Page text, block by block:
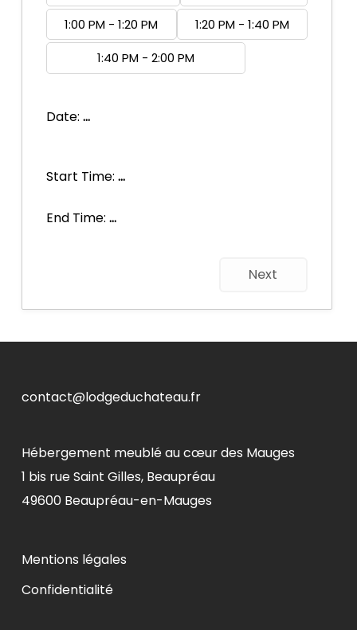
1:00 PM - 1:20 PM 1:20 PM - 1:40 PM
1:40 PM - 2:00 PM
Date: ...
Start Time: ...
End Time: ...
Next
contact@lodgeduchateau.fr
Hébergement meublé au cœur des Mauges
1 bis rue Saint Gilles, Beaupréau
49600 Beaupréau-en-Mauges
Mentions légales
Confidentialité